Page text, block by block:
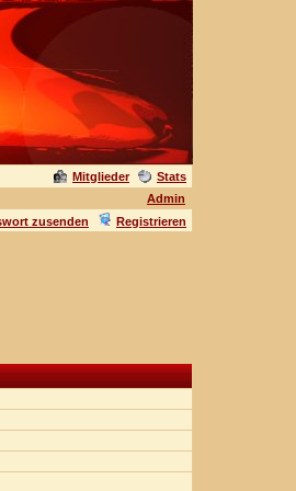
Mitglieder
Stats
Admin
zusenden Registrieren